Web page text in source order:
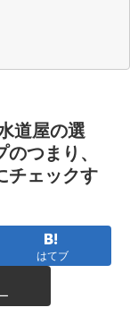
道屋の選
つまり、
チェックす
はてブ